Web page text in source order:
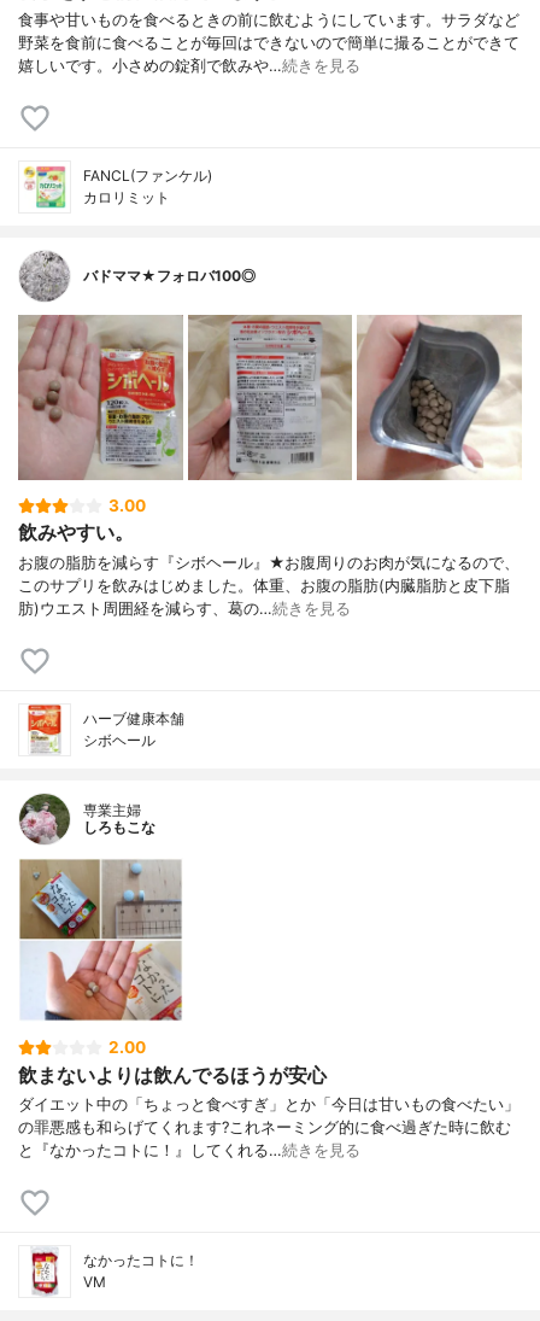
食事や甘いものを食べるときの前に飲むようにしています。サラダなど
野菜を食前に食べることが毎回はできないので簡単に撮ることができて
嬉しいです。小さめの錠剤で飲みや…続きを見る
FANCL(ファンケル)
カロリミット
バドママ★フォロバ100◎
3.00
飲みやすい。
お腹の脂肪を減らす『シボヘール』★お腹周りのお肉が気になるので、
このサプリを飲みはじめました。体重、お腹の脂肪(内臓脂肪と皮下脂
肪)ウエスト周囲経を減らす、葛の…続きを見る
ハーブ健康本舗
シボヘール
専業主婦
しろもこな
2.00
飲まないよりは飲んでるほうが安心
ダイエット中の「ちょっと食べすぎ」とか「今日は甘いもの食べたい」
の罪悪感も和らげてくれます?これネーミング的に食べ過ぎた時に飲む
と『なかったコトに！』してくれる…続きを見る
なかったコトに！
VM